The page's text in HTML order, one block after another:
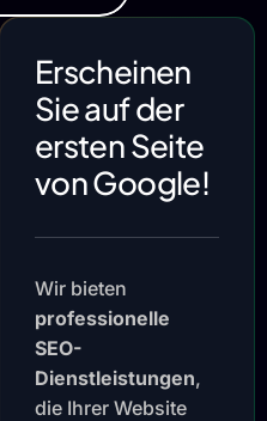
Erscheinen
Sie auf der
ersten Seite
von Google!
Wir bieten
professionelle
SEO-
Dienstleistungen,
die Ihrer Website